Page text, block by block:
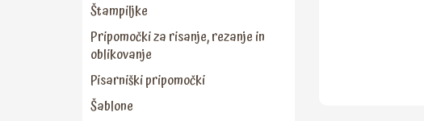
Štampiljke
Pripomočki za risanje, rezanje in
oblikovanje
Pisarniški pripomočki
Šablone